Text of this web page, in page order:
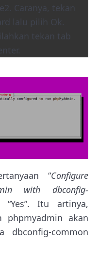
Caranya, tekan
lalu pilih Ok.
tekan tab
“Configure
with dbconfig-
Itu artinya,
phpmyadmin akan
dbconfig-common